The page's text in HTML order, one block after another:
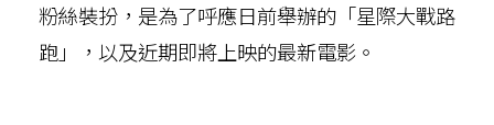
粉絲裝扮，是為了呼應日前舉辦的「星際大戰路
跑」，以及近期即將上映的最新電影。